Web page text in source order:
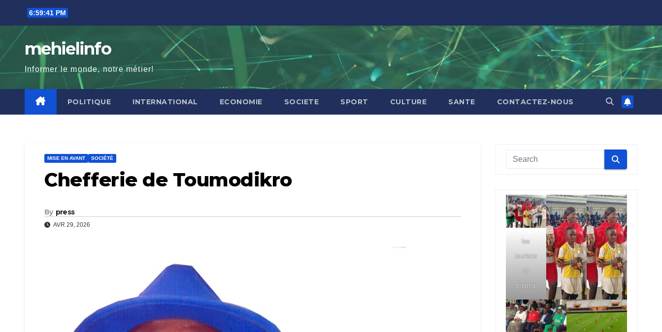
content
6:59:43 PM
mehielinfo
Informer le monde, notre métier!
POLITIQUE INTERNATIONAL ECONOMIE SOCIETE SPORT CULTURE SANTE CONTACTEZ-NOUS
MISE EN AVANT SOCIÉTÉ
Chefferie de Toumodikro
By press
AVR 29, 2026
les
lauréats
du
tournoi